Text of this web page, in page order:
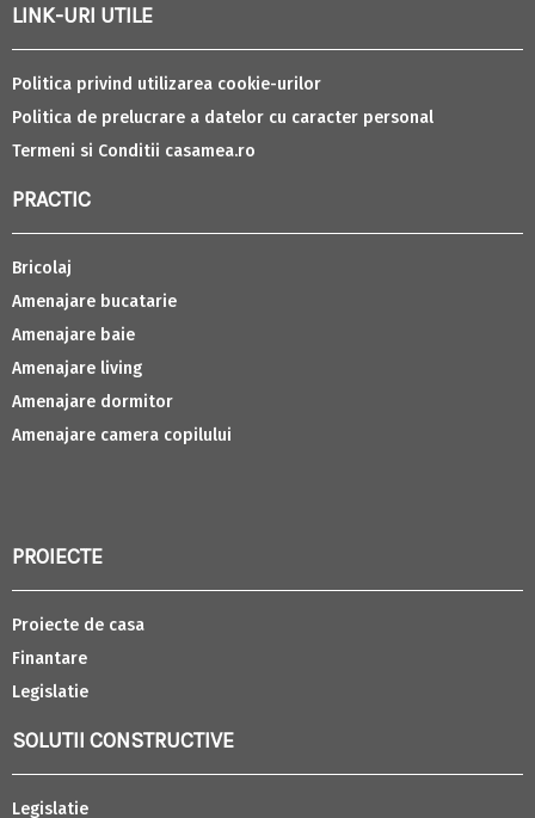
LINK-URI UTILE
Politica privind utilizarea cookie-urilor
Politica de prelucrare a datelor cu caracter personal
Termeni si Conditii casamea.ro
PRACTIC
Bricolaj
Amenajare bucatarie
Amenajare baie
Amenajare living
Amenajare dormitor
Amenajare camera copilului
PROIECTE
Proiecte de casa
Finantare
Legislatie
SOLUTII CONSTRUCTIVE
Legislatie